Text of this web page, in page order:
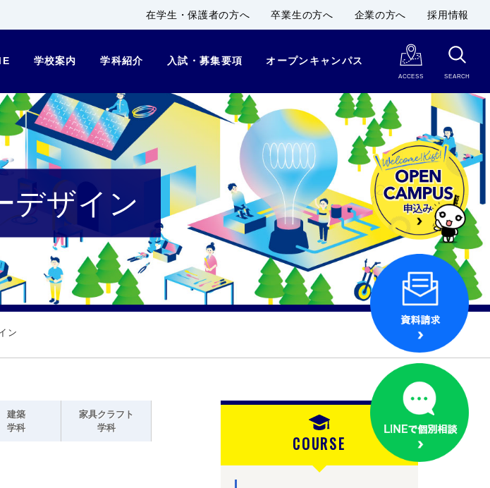
在学生・保護者の方へ 卒業生の方へ 企業の方へ 採用情報
学校案内 学科紹介 入試・募集要項 オープンキャンパス
ACCESS SEARCH
デザイン
ン
建築
学科
家具クラフト
学科
COURSE